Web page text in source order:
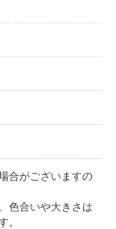
合がございますの
色合いや大きさは
。